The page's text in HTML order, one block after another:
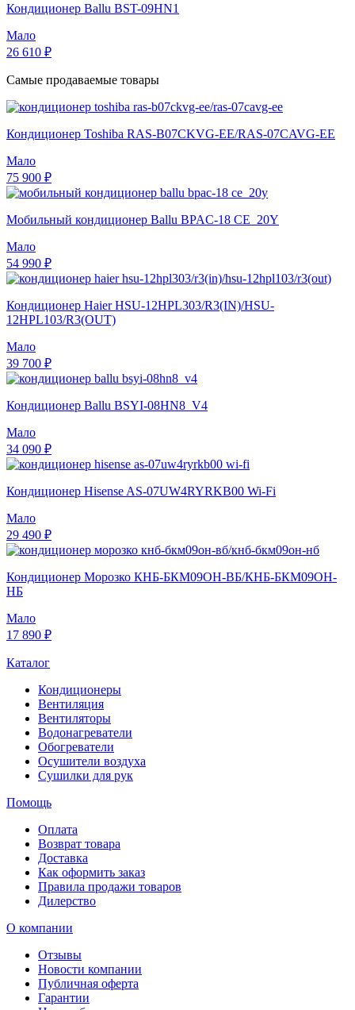
Кондиционер Ballu BST-09HN1
Мало
26 610 ₽
Самые продаваемые товары
Кондиционер Toshiba RAS-B07CKVG-EE/RAS-07CAVG-EE
Мало
75 900 ₽
Мобильный кондиционер Ballu BPAC-18 CE_20Y
Мало
54 990 ₽
Кондиционер Haier HSU-12HPL303/R3(IN)/HSU-
12HPL103/R3(OUT)
Мало
39 700 ₽
Кондиционер Ballu BSYI-08HN8_V4
Мало
34 090 ₽
Кондиционер Hisense AS-07UW4RYRKB00 Wi-Fi
Мало
29 490 ₽
Кондиционер Морозко КНБ-БКМ09ОН-ВБ/КНБ-БКМ09ОН-
НБ
Мало
17 890 ₽
Каталог
Кондиционеры
Вентиляция
Вентиляторы
Водонагреватели
Обогреватели
Осушители воздуха
Сушилки для рук
Помощь
Оплата
Возврат товара
Доставка
Как оформить заказ
Правила продажи товаров
Дилерство
О компании
Отзывы
Новости компании
Публичная оферта
Гарантии